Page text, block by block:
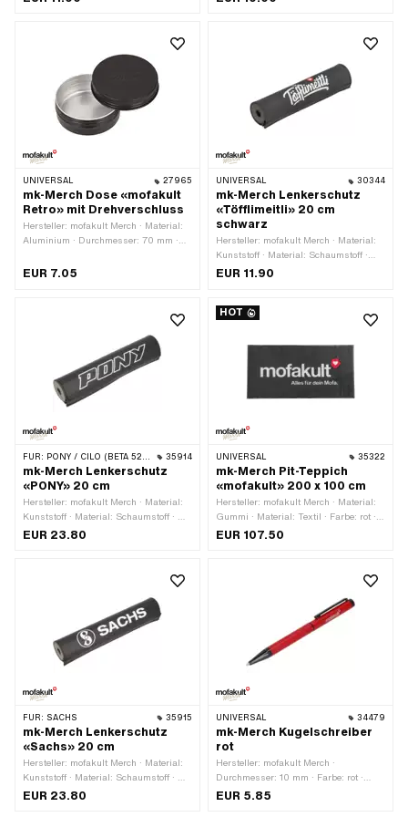
UNIVERSAL 27965
mk-Merch Dose «mofakult
Retro» mit Drehverschluss
Hersteller: mofakult Merch · Material:
Aluminium · Durchmesser: 70 mm ·
EUR 7.05
UNIVERSAL 30344
mk-Merch Lenkerschutz
«Töfflimeitli» 20 cm
schwarz
Hersteller: mofakult Merch · Material:
Kunststoff · Material: Schaumstoff ·
Farbe: rot · Farbe: schwarz-matt ·
EUR 11.90
FÜR: PONY / CILO (BETA 521 & 512) 35914
mk-Merch Lenkerschutz
«PONY» 20 cm
Hersteller: mofakult Merch · Material:
Kunststoff · Material: Schaumstoff · Ø
innen: 13 mm · Farbe: schwarz · Farbe:
EUR 23.80
HOT
UNIVERSAL 35322
mk-Merch Pit-Teppich
«mofakult» 200 x 100 cm
Hersteller: mofakult Merch · Material:
Gummi · Material: Textil · Farbe: rot ·
Farbe: schwarz · Farbe: weiss · Breite:
EUR 107.50
FÜR: SACHS 35915
mk-Merch Lenkerschutz
«Sachs» 20 cm
Hersteller: mofakult Merch · Material:
Kunststoff · Material: Schaumstoff · Ø
innen: 13 mm · Farbe: schwarz · Farbe:
EUR 23.80
UNIVERSAL 34479
mk-Merch Kugelschreiber
rot
Hersteller: mofakult Merch ·
Durchmesser: 10 mm · Farbe: rot ·
Höhe: 135 mm
EUR 5.85